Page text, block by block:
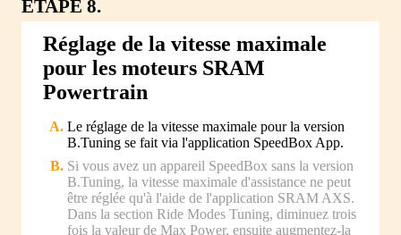
ÉTAPE 8.
Réglage de la vitesse maximale
pour les moteurs SRAM
Powertrain
Le réglage de la vitesse maximale pour la version
B.Tuning se fait via l'application SpeedBox App.
Si vous avez un appareil SpeedBox sans la version
B.Tuning, la vitesse maximale d'assistance ne peut
être réglée qu'à l'aide de l'application SRAM AXS.
Dans la section Ride Modes Tuning, diminuez trois
fois la valeur de Max Power, ensuite augmentez-la